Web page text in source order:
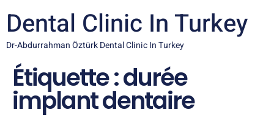
Dental Clinic In Turkey
Dr-Abdurrahman Öztürk Dental Clinic In Turkey
Étiquette :durée
implant dentaire